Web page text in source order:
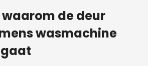
waarom de deur
wasmachine